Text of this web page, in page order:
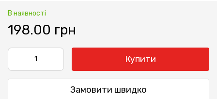
В наявності
198.00 грн
Купити
Замовити швидко